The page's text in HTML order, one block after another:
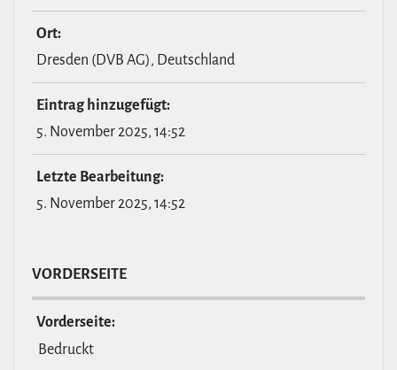
Ort:
Dresden (DVB AG), Deutschland
Eintrag hin­zu­ge­fügt:
5. November 2025, 14:52
Letzte Bear­bei­tung:
5. November 2025, 14:52
VOR­DER­SEITE
Vor­der­seite:
Bedruckt